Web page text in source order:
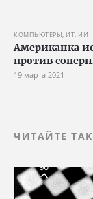
КОМПЬЮТЕРЫ, ИТ, ИИ
Американка
против
19 марта 2021
ЧИТАЙТЕ